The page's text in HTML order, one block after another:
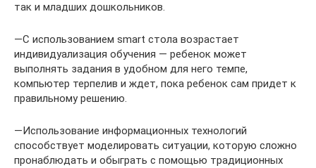
так и младших дошкольников.
—С использованием smart стола возрастает
индивидуализация обучения — ребенок может
выполнять задания в удобном для него темпе,
компьютер терпелив и ждет, пока ребенок сам придет к
правильному решению.
—Использование информационных технологий
способствует моделировать ситуации, которую сложно
пронаблюдать и обыграть с помощью традиционных